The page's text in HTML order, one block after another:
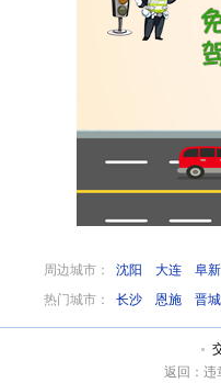
周边城市： 沈阳 大连 阜新
热门城市：
长沙 恩施 晋城
返回：违